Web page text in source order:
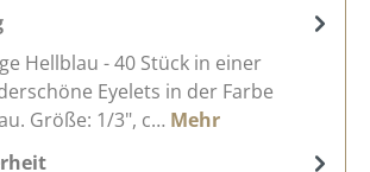
Hellblau - 40 Stück in einer
Eyelets in der Farbe
Größe: 1/3", c… Mehr